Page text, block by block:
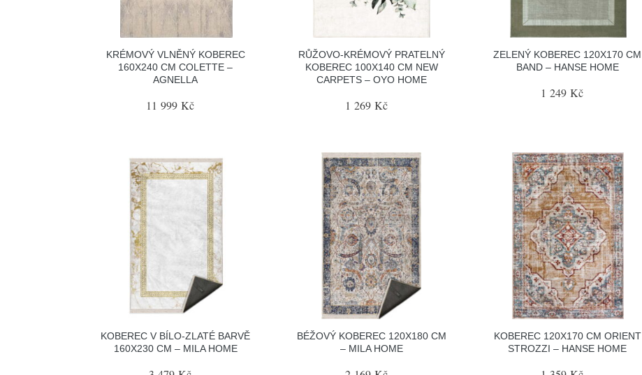
KRÉMOVÝ VLNĚNÝ KOBEREC
160X240 CM COLETTE –
AGNELLA
11 999 Kč
RŮŽOVO-KRÉMOVÝ PRATELNÝ
KOBEREC 100X140 CM NEW
CARPETS – OYO HOME
1 269 Kč
ZELENÝ KOBEREC 120X170 CM
BAND – HANSE HOME
1 249 Kč
KOBEREC V BÍLO-ZLATÉ BARVĚ
160X230 CM – MILA HOME
BÉŽOVÝ KOBEREC 120X180 CM
– MILA HOME
KOBEREC 120X170 CM ORIENT
STROZZI – HANSE HOME